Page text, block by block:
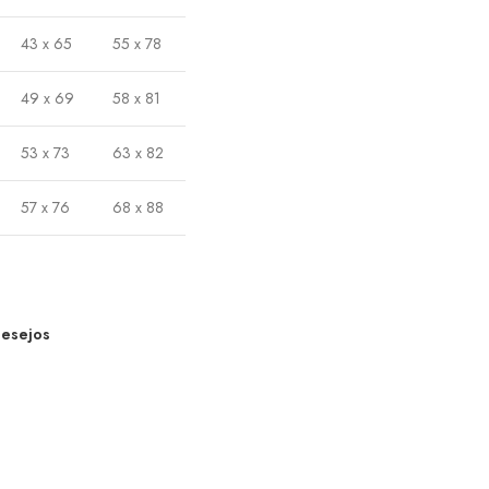
43 x 65 55 x 78
49 x 69 58 x 81
53 x 73 63 x 82
57 x 76 68 x 88